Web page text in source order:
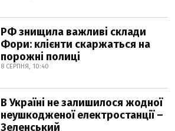
РФ знищила важливі склади
Фори: клієнти скаржаться на
порожні полиці
8 СЕРПНЯ, 10:40
В Україні не залишилося жодної
неушкодженої електростанції –
Зеленський